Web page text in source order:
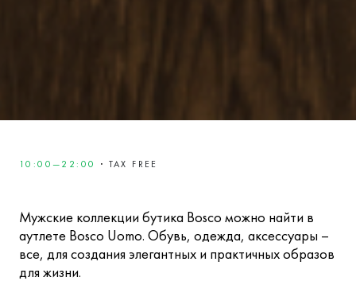
10:00—22:00 · TAX FREE
Мужские коллекции бутика Bosco можно найти в
аутлете Bosco Uomo. Обувь, одежда, аксессуары –
все, для создания элегантных и практичных образов
для жизни.